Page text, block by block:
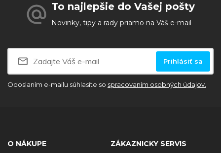
To najlepšie do Vašej pošty
Novinky, tipy a rady priamo na Váš e-mail
Prihlásiť sa
Odoslaním e-mailu súhlasíte so spracovaním osobných údajov.
O NÁKUPE
ZÁKAZNICKY SERVIS